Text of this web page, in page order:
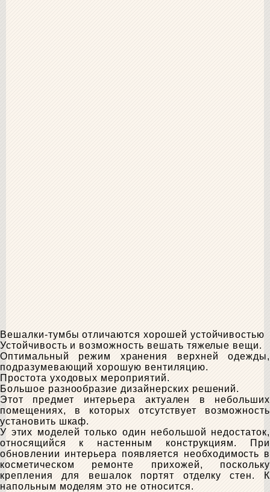
Вешалки-тумбы отличаются хорошей устойчивостью
Устойчивость и возможность вешать тяжелые вещи.
Оптимальный режим хранения верхней одежды,
подразумевающий хорошую вентиляцию.
Простота уходовых мероприятий.
Большое разнообразие дизайнерских решений.
Этот предмет интерьера актуален в небольших
помещениях, в которых отсутствует возможность
установить шкаф.
У этих моделей только один небольшой недостаток,
относящийся к настенным конструкциям. При
обновлении интерьера появляется необходимость в
косметическом ремонте прихожей, поскольку
крепления для вешалок портят отделку стен. К
напольным моделям это не относится.